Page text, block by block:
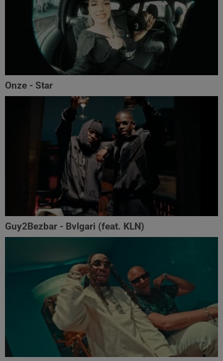
Onze - Star
Guy2Bezbar - Bvlgari (feat. KLN)